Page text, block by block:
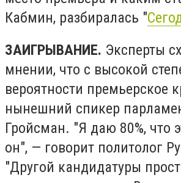
Кабмин, разбиралась "
ЗАИГРЫВАНИЕ. Эксперты
мнении, что с высокой
вероятности премьерское
нынешний спикер
Гройсман. "Я даю 80%, что
он", — говорит политолог
"Другой кандидатуры